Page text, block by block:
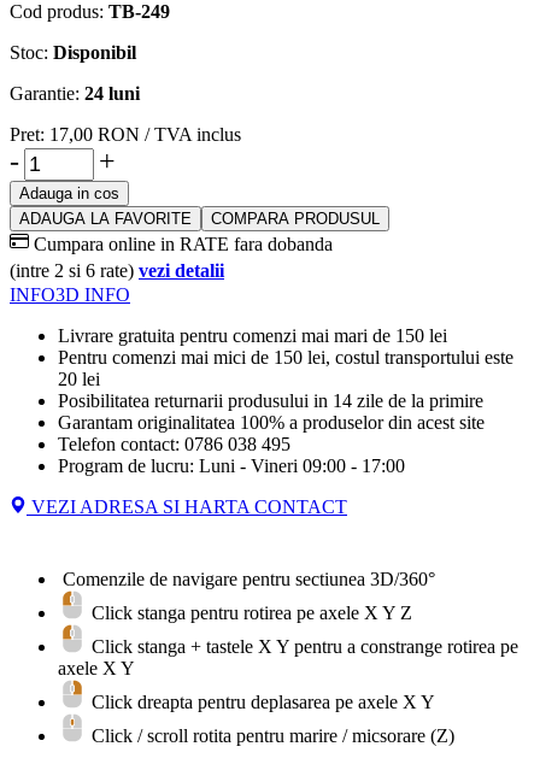
Cod produs: TB-249
Stoc: Disponibil
Garantie: 24 luni
Pret: 17,00 RON / TVA inclus
- +
Adauga in cos
ADAUGA LA FAVORITE
COMPARA PRODUSUL
Cumpara online in RATE fara dobanda
(intre 2 si 6 rate) vezi detalii
INFO3D INFO
Livrare gratuita pentru comenzi mai mari de 150 lei
Pentru comenzi mai mici de 150 lei, costul transportului este
20 lei
Posibilitatea returnarii produsului in 14 zile de la primire
Garantam originalitatea 100% a produselor din acest site
Telefon contact: 0786 038 495
Program de lucru: Luni - Vineri 09:00 - 17:00
VEZI ADRESA SI HARTA CONTACT
Comenzile de navigare pentru sectiunea 3D/360°
Click stanga pentru rotirea pe axele X Y Z
Click stanga + tastele X Y pentru a constrange rotirea pe
axele X Y
Click dreapta pentru deplasarea pe axele X Y
Click / scroll rotita pentru marire / micsorare (Z)